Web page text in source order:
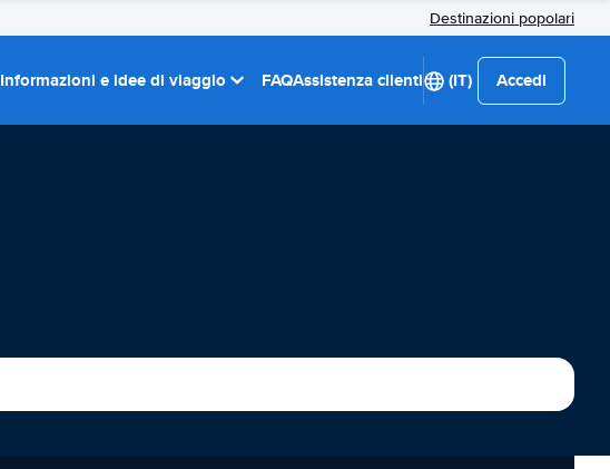
Destinazioni popolari
Informazioni e idee di viaggio FAQAssistenza clienti (IT) Accedi